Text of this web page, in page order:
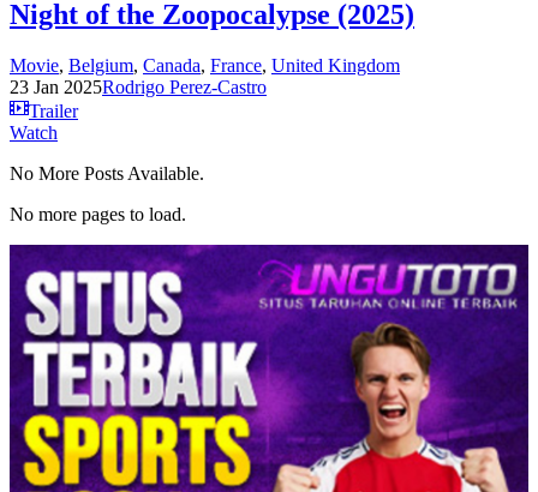
Night of the Zoopocalypse (2025)
Movie, Belgium, Canada, France, United Kingdom
23 Jan 2025Rodrigo Perez-Castro
Trailer
Watch
No More Posts Available.
No more pages to load.